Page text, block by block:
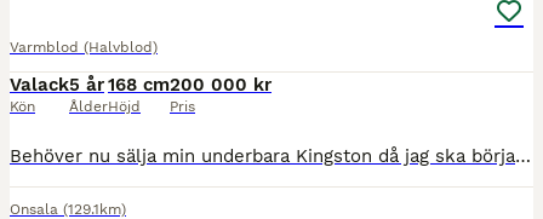
Varmblod (Halvblod)
Valack
Kön
5 år
Ålder
168 cm
Höjd
200 000 kr
Pris
Behöver nu sälja min underbara Kingston då jag ska börja studera. Han är en häst med tre bra gångarter och talang för samling. Tror det finns mycket att plocka fram med rätt matchning. En häst som ve
Onsala (129.1km)